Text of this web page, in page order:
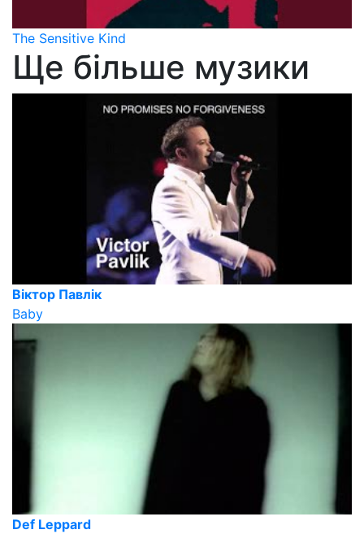
The Sensitive Kind
Ще більше музики
Віктор Павлік
Baby
Def Leppard